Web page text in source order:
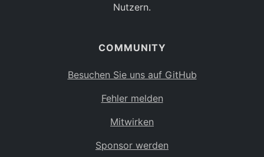
Nutzern.
COMMUNITY
Besuchen Sie uns auf GitHub
Fehler melden
Mitwirken
Sponsor werden